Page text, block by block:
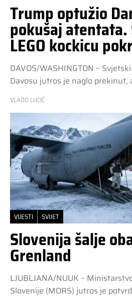
Trump optužio
pokušaj atentata.
LEGO kockicu
DAVOS/WASHINGTON –
Davosu jutros je naglo prekinut,
VLADO LUCIĆ
VIJESTI SVIJET
Slovenija šalje
Grenland
LJUBLJANA/NUUK –
Slovenije (MORS) jutros je